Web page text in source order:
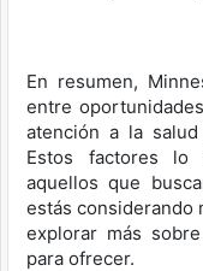
En resumen,
entre
atención a la
Estos factores lo
aquellos que
estás considerando
explorar más
para ofrecer.